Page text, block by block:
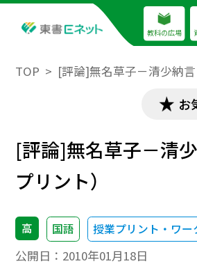
教科の広場
TOP [評論]無名草子－清少納言
お
[評論]無名草子－清
プリント）
高 国語 授業プリント・ワー
公開日： 2010年01月18日